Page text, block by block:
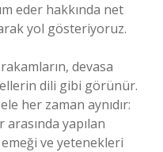
eder hakkında net
yol gösteriyoruz.
devasa
dili gibi görünür.
her zaman aynıdır:
yapılan
ve yetenekleri